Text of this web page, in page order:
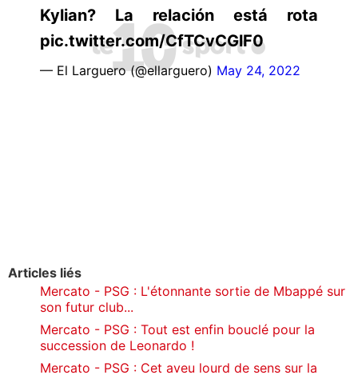
Kylian? La relación está rota
pic.twitter.com/CfTCvCGlF0
— El Larguero (@ellarguero) May 24, 2022
Articles liés
Mercato - PSG : L'étonnante sortie de Mbappé sur
son futur club...
Mercato - PSG : Tout est enfin bouclé pour la
succession de Leonardo !
Mercato - PSG : Cet aveu lourd de sens sur la